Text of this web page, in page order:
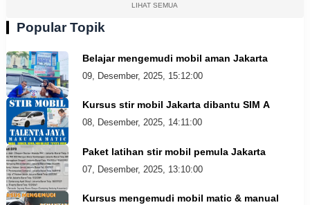
LIHAT SEMUA
Popular Topik
Belajar mengemudi mobil aman Jakarta
09, Desember, 2025, 15:12:00
Kursus stir mobil Jakarta dibantu SIM A
08, Desember, 2025, 14:11:00
Paket latihan stir mobil pemula Jakarta
07, Desember, 2025, 13:10:00
Kursus mengemudi mobil matic & manual